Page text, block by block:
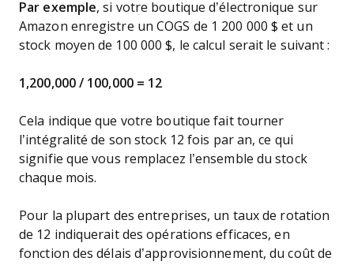
Par exemple, si votre boutique d’électronique sur
Amazon enregistre un COGS de 1 200 000 $ et un
stock moyen de 100 000 $, le calcul serait le suivant :
1,200,000 / 100,000 = 12
Cela indique que votre boutique fait tourner
l’intégralité de son stock 12 fois par an, ce qui
signifie que vous remplacez l’ensemble du stock
chaque mois.
Pour la plupart des entreprises, un taux de rotation
de 12 indiquerait des opérations efficaces, en
fonction des délais d’approvisionnement, du coût de